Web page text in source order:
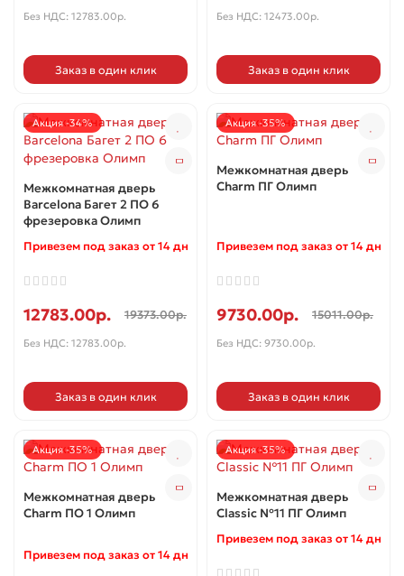
Без НДС: 12783.00р.
Заказ в один клик
Без НДС: 12473.00р.
Заказ в один клик
Акция -34%
Межкомнатная дверь
Barcelona Багет 2 ПО 6
фрезеровка Олимп
Привезем под заказ от 14 дней ✓
12783.00р. 19373.00р.
Без НДС: 12783.00р.
Заказ в один клик
Акция -35%
Межкомнатная дверь
Charm ПГ Олимп
Привезем под заказ от 14 дней
9730.00р. 15011.00р.
Без НДС: 9730.00р.
Заказ в один клик
Акция -35%
Межкомнатная дверь
Charm ПО 1 Олимп
Привезем под заказ от 14 дней ✓
Акция -35%
Межкомнатная дверь
Classic №11 ПГ Олимп
Привезем под заказ от 14 дней